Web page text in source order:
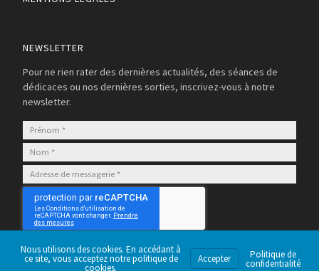
NEWSLETTER
Pour ne rien rater des dernières actualités, des séances de
dédicaces ou nos dernières sorties, inscrivez-vous à notre
newsletter.
S’abonner
Nous utilisons des cookies. En accédant à
ce site, vous acceptez notre politique de
cookies.
Accepter Politique de
confidentialité